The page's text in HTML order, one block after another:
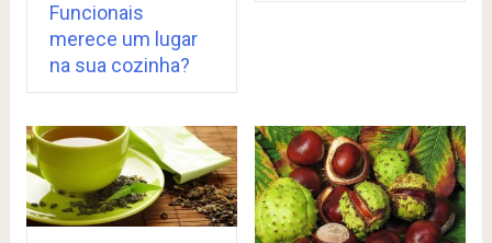
Funcionais
merece um lugar
na sua cozinha?